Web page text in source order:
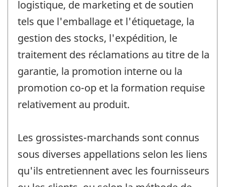
logistique, de marketing et de soutien
tels que l'emballage et l'étiquetage, la
gestion des stocks, l'expédition, le
traitement des réclamations au titre de la
garantie, la promotion interne ou la
promotion co-op et la formation requise
relativement au produit.
Les grossistes-marchands sont connus
sous diverses appellations selon les liens
qu'ils entretiennent avec les fournisseurs